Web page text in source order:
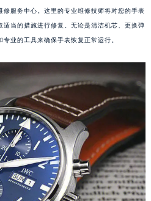
服务中心。这里的专业维修技师将对您的手表
当的措施进行修复。无论是清洁机芯、更换弹
业的工具来确保手表恢复正常运行。